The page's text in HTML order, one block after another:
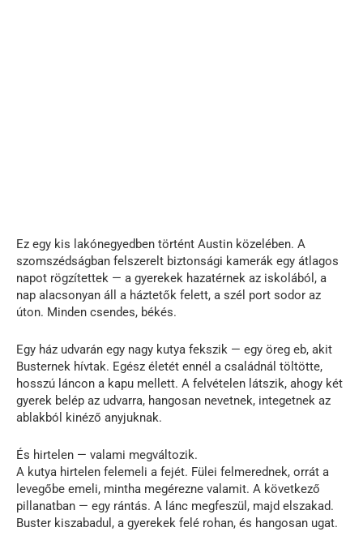
Ez egy kis lakónegyedben történt Austin közelében. A
szomszédságban felszerelt biztonsági kamerák egy átlagos
napot rögzítettek — a gyerekek hazatérnek az iskolából, a
nap alacsonyan áll a háztetők felett, a szél port sodor az
úton. Minden csendes, békés.
Egy ház udvarán egy nagy kutya fekszik — egy öreg eb, akit
Busternek hívtak. Egész életét ennél a családnál töltötte,
hosszú láncon a kapu mellett. A felvételen látszik, ahogy két
gyerek belép az udvarra, hangosan nevetnek, integetnek az
ablakból kinéző anyjuknak.
És hirtelen — valami megváltozik.
A kutya hirtelen felemeli a fejét. Fülei felmerednek, orrát a
levegőbe emeli, mintha megérezne valamit. A következő
pillanatban — egy rántás. A lánc megfeszül, majd elszakad.
Buster kiszabadul, a gyerekek felé rohan, és hangosan ugat.